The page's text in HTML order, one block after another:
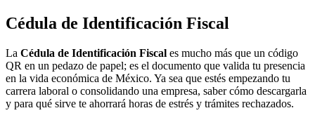
Cédula de Identificación Fiscal
La Cédula de Identificación Fiscal es mucho más que un código
QR en un pedazo de papel; es el documento que valida tu presencia
en la vida económica de México. Ya sea que estés empezando tu
carrera laboral o consolidando una empresa, saber cómo descargarla
y para qué sirve te ahorrará horas de estrés y trámites rechazados.